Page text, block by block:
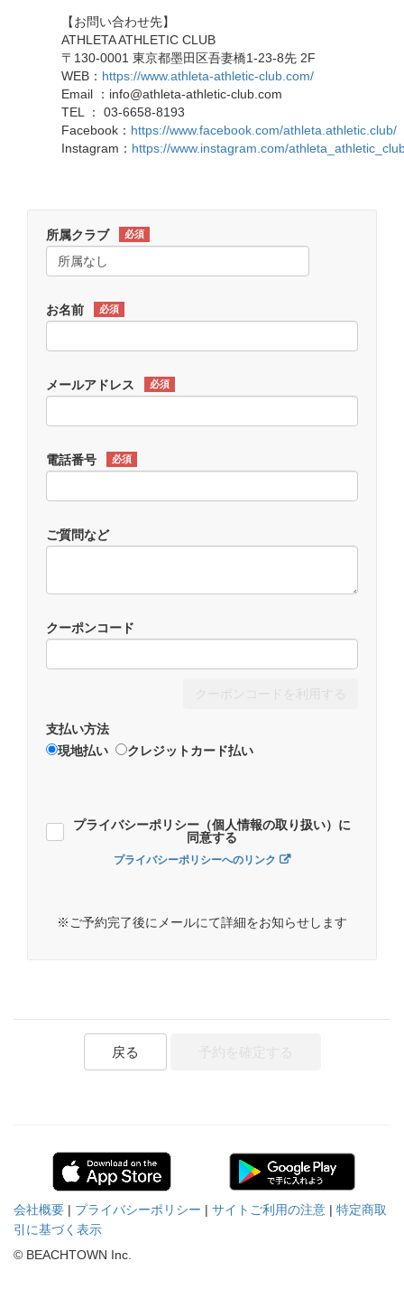
【お問い合わせ先】
ATHLETA ATHLETIC CLUB
〒130-0001 東京都墨田区吾妻橋1-23-8先 2F
WEB： https://www.athleta-athletic-club.com/
Email ：info@athleta-athletic-club.com
TEL ： 03-6658-8193
Facebook： https://www.facebook.com/athleta.athletic.club/
Instagram： https://www.instagram.com/
所属クラブ 必須
お名前 必須
メールアドレス 必須
電話番号 必須
ご質問など
クーポンコード
支払い方法
現地払い
クレジットカード払い
プライバシーポリシー（個人情報の取り扱い）に
同意する
プライバシーポリシーへのリンク
※ご予約完了後にメールにて詳細をお知らせします
戻る
会社概要 | プライバシーポリシー | サイトご利用の注意 | 特定商取
引に基づく表示
© BEACHTOWN Inc.